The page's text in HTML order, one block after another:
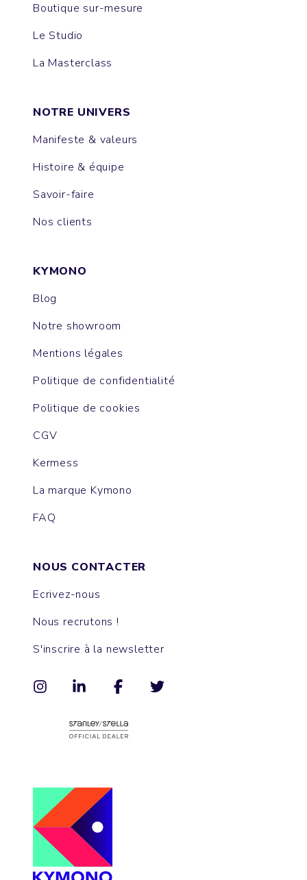
Boutique sur-mesure
Le Studio
La Masterclass
NOTRE UNIVERS
Manifeste & valeurs
Histoire & équipe
Savoir-faire
Nos clients
KYMONO
Blog
Notre showroom
Mentions légales
Politique de confidentialité
Politique de cookies
CGV
Kermess
La marque Kymono
FAQ
NOUS CONTACTER
Ecrivez-nous
Nous recrutons !
S'inscrire à la newsletter